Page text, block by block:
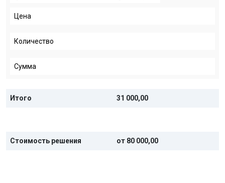
Цена
Количество
Сумма
Итого 31 000,00
Стоимость решения от 80 000,00